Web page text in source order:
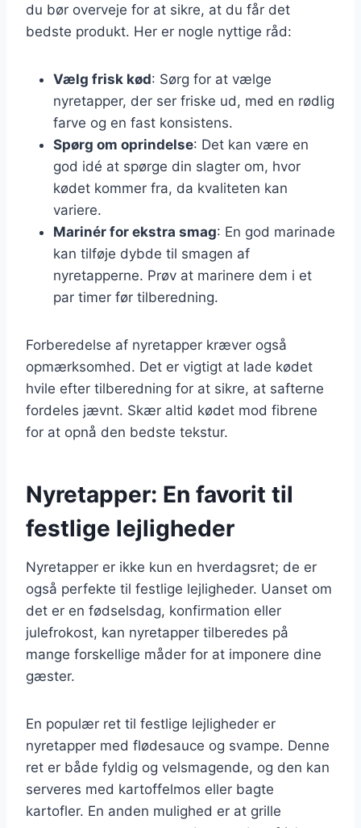
du bør overveje for at sikre, at du får det
bedste produkt. Her er nogle nyttige råd:
Vælg frisk kød: Sørg for at vælge
nyretapper, der ser friske ud, med en rødlig
farve og en fast konsistens.
Spørg om oprindelse: Det kan være en
god idé at spørge din slagter om, hvor
kødet kommer fra, da kvaliteten kan
variere.
Marinér for ekstra smag: En god marinade
kan tilføje dybde til smagen af
nyretapperne. Prøv at marinere dem i et
par timer før tilberedning.
Forberedelse af nyretapper kræver også
opmærksomhed. Det er vigtigt at lade kødet
hvile efter tilberedning for at sikre, at safterne
fordeles jævnt. Skær altid kødet mod fibrene
for at opnå den bedste tekstur.
Nyretapper: En favorit til
festlige lejligheder
Nyretapper er ikke kun en hverdagsret; de er
også perfekte til festlige lejligheder. Uanset om
det er en fødselsdag, konfirmation eller
julefrokost, kan nyretapper tilberedes på
mange forskellige måder for at imponere dine
gæster.
En populær ret til festlige lejligheder er
nyretapper med flødesauce og svampe. Denne
ret er både fyldig og velsmagende, og den kan
serveres med kartoffelmos eller bagte
kartofler. En anden mulighed er at grille